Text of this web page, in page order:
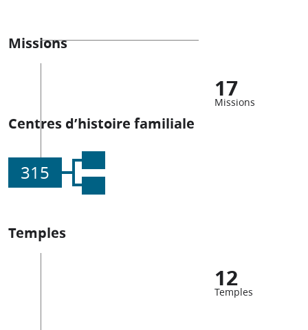
Missions
17
Missions
Centres d’histoire familiale
315
Temples
12
Temples